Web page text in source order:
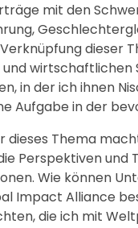
mit den
dieser
wirtschaftlichen
in der ich ihnen
Aufgabe in der
dieses Thema
Perspektiven
Wie können
Impact Alliance
die ich mit